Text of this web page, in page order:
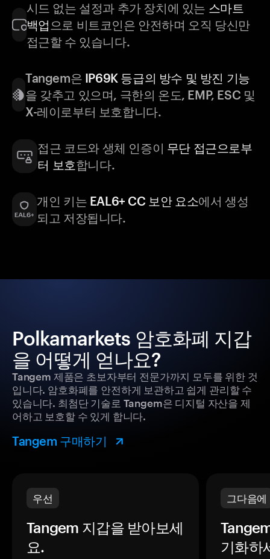
시드 없는 설정과 추가 장치에 있는 스마트
백업 으로 비트코인은 안전하며 오직 당신만
접근할 수 있습니다.
Tangem은 IP69K 등급의 방수 및 방진 기능
을 갖추고 있으며, 극한의 온도, EMP, ESC 및
X-레이로부터 보호합니다.
접근 코드와 생체 인증이 무단 접근으로부
터 보호합니다.
개인 키는 EAL6+ CC 보안 요소에서 생성
되고 저장됩니다.
Polkamarkets 암호화폐 지갑
을 어떻게 얻나요?
Tangem 제품은 초보자부터 전문가까지 모두를 위한 것
입니다. 암호화폐를 안전하게 보관하고 쉽게 관리할 수
있습니다. 최첨단 기술로 Tangem은 디지털 자산을 제
어하고 보호할 수 있게 합니다.
Tangem 구매하기
우선
Tangem 지갑을 받아보세
요.
그다음에
기화하